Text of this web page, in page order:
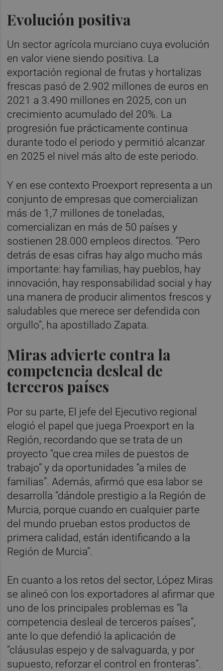
Evolución positiva
Un sector agrícola murciano cuya evolución
en valor viene siendo positiva. La
exportación regional de frutas y hortalizas
frescas pasó de 2.902 millones de euros en
2021 a 3.490 millones en 2025, con un
crecimiento acumulado del 20%. La
progresión fue prácticamente continua
durante todo el periodo y permitió alcanzar
en 2025 el nivel más alto de este periodo.
Y en ese contexto Proexport representa a un
conjunto de empresas que comercializan
más de 1,7 millones de toneladas,
comercializan en más de 50 países y
sostienen 28.000 empleos directos. “Pero
detrás de esas cifras hay algo mucho más
importante: hay familias, hay pueblos, hay
innovación, hay responsabilidad social y hay
una manera de producir alimentos frescos y
saludables que merece ser defendida con
orgullo”, ha apostillado Zapata.
Miras advierte contra la
competencia desleal de
terceros países
Por su parte, El jefe del Ejecutivo regional
elogió el papel que juega Proexport en la
Región, recordando que se trata de un
proyecto “que crea miles de puestos de
trabajo” y da oportunidades “a miles de
familias”. Además, afirmó que esa labor se
desarrolla “dándole prestigio a la Región de
Murcia, porque cuando en cualquier parte
del mundo prueban estos productos de
primera calidad, están identificando a la
Región de Murcia”.
En cuanto a los retos del sector, López Miras
se alineó con los exportadores al afirmar que
uno de los principales problemas es “la
competencia desleal de terceros países”,
ante lo que defendió la aplicación de
“cláusulas espejo y de salvaguarda, y por
supuesto, reforzar el control en fronteras”.